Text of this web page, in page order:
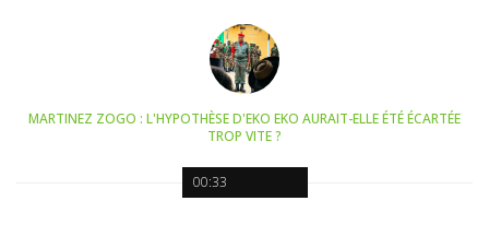
00:33
MARTINEZ ZOGO : L'HYPOTHÈSE D'EKO EKO AURAIT-ELLE ÉTÉ ÉCARTÉE
TROP VITE ?